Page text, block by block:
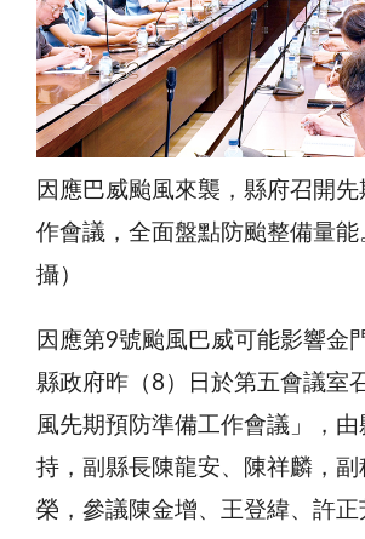
因應巴威颱風來襲，縣府召開先
作會議，全面盤點防颱整備量能
攝）
因應第9號颱風巴威可能影響金
縣政府昨（8）日於第五會議室
風先期預防準備工作會議」，
持，副縣長陳龍安、陳祥麟，
榮，參議陳金增、王登緯、許正